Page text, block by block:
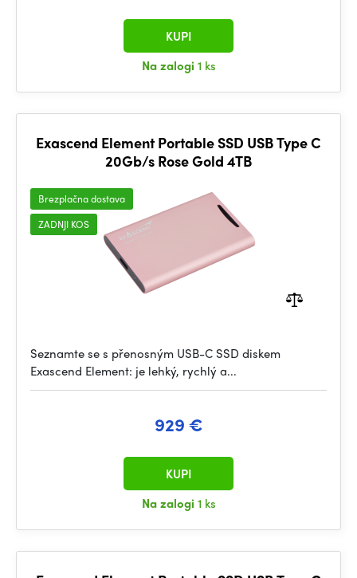
Na zalogi 1 ks
KUPI
Exascend Element Portable SSD USB Type C
20Gb/s Rose Gold 4TB
Brezplačna dostava
ZADNJI KOS
Seznamte se s přenosným USB-C SSD diskem
Exascend Element: je lehký, rychlý a...
929 €
Na zalogi 1 ks
KUPI